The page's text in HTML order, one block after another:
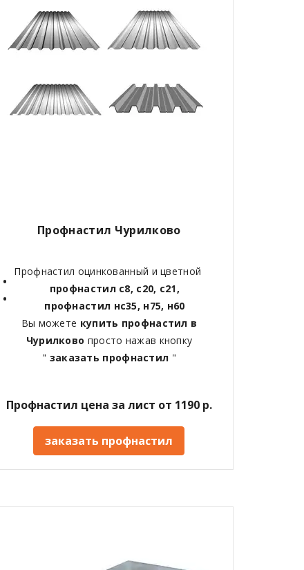
Профнастил Чурилково
Профнастил оцинкованный и цветной
профнастил с8, с20, с21,
профнастил нс35, н75, н60
Вы можете купить профнастил в
Чурилково просто нажав кнопку
" заказать профнастил "
Профнастил цена за лист от 1190 р.
заказать профнастил